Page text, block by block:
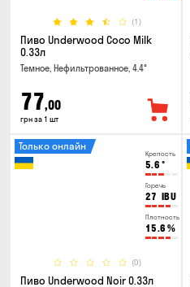
(1)
Пиво Underwood Coco Milk
0.33л
Темное, Нефильтрованное, 4.4°
77,00
грн за 1 шт
Крепость
5.6 °
Горечь
27 IBU
Плотность
15.6 %
(0)
Только онлайн
Пиво Underwood Noir 0.33л